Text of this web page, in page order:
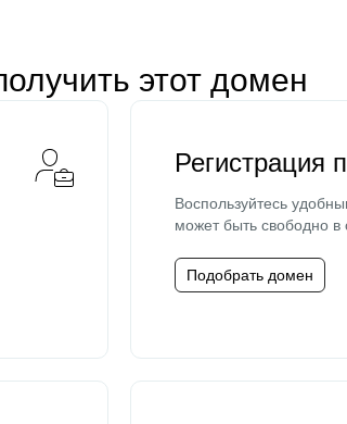
этот домен
Регистрация
Воспользуйтесь
может быть свободно в
Подобрать домен